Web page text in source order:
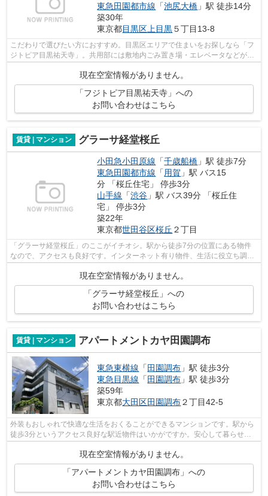
東急田園都市線 「池尻大橋 」駅 徒歩14分
築30年
東京都目黒区 上目黒５丁目13-8
こだわりで選びたい方におすすめ。目黒区エリアで住まいをお探しなら「フ
ジトピア目黒祐天寺」。共用部には敷地内ごみ置き場・エレベータなどが揃
現在空室情報がありません。
「フジトピア目黒祐天寺」への
お問い合わせはこちら
賃貸 | マンション グラーサ経堂桜丘
小田急小田原線 「千歳船橋 」駅 徒歩7分
東急田園都市線 「 用賀 」駅 バス15
分 「桜丘住宅」 停歩3分
山手線 「渋谷 」駅 バス39分 「桜丘住
宅」 停歩3分
築22年
東京都世田谷区桜丘 ２丁目
「グラーサ経堂桜丘」のここがイチオシ。駅から徒歩7分の位置にある物件
なので、アクセスも良好です。インターネット有り物件、生活に役立ち調べ
現在空室情報がありません。
「グラーサ経堂桜丘」への
お問い合わせはこちら
賃貸 | マンション アパートメントカヤ田園調布
東急東横線 「 田園調布 」駅 徒歩3分
東急目黒線 「 田園調布 」駅 徒歩3分
築59年
東京都大田区田園調布２丁目42-5
外装もおしゃれで快適な生活をおくることができるマンションです。駅から
徒歩3分というアクセス良好な駅近物件はいかがですか。安心して暮らせる
住環境なら大田区エリアからお探し下さ...
現在空室情報がありません。
「アパートメントカヤ田園調布」への
お問い合わせはこちら